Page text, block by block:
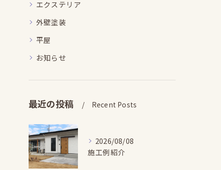
エクステリア
外壁塗装
平屋
お知らせ
最近の投稿 Recent Posts
2026/08/08
施工例紹介